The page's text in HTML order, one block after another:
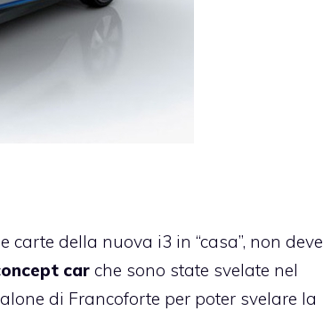
della nuova i3 in “casa”, non deve
car che sono state svelate nel
di Francoforte per poter svelare la